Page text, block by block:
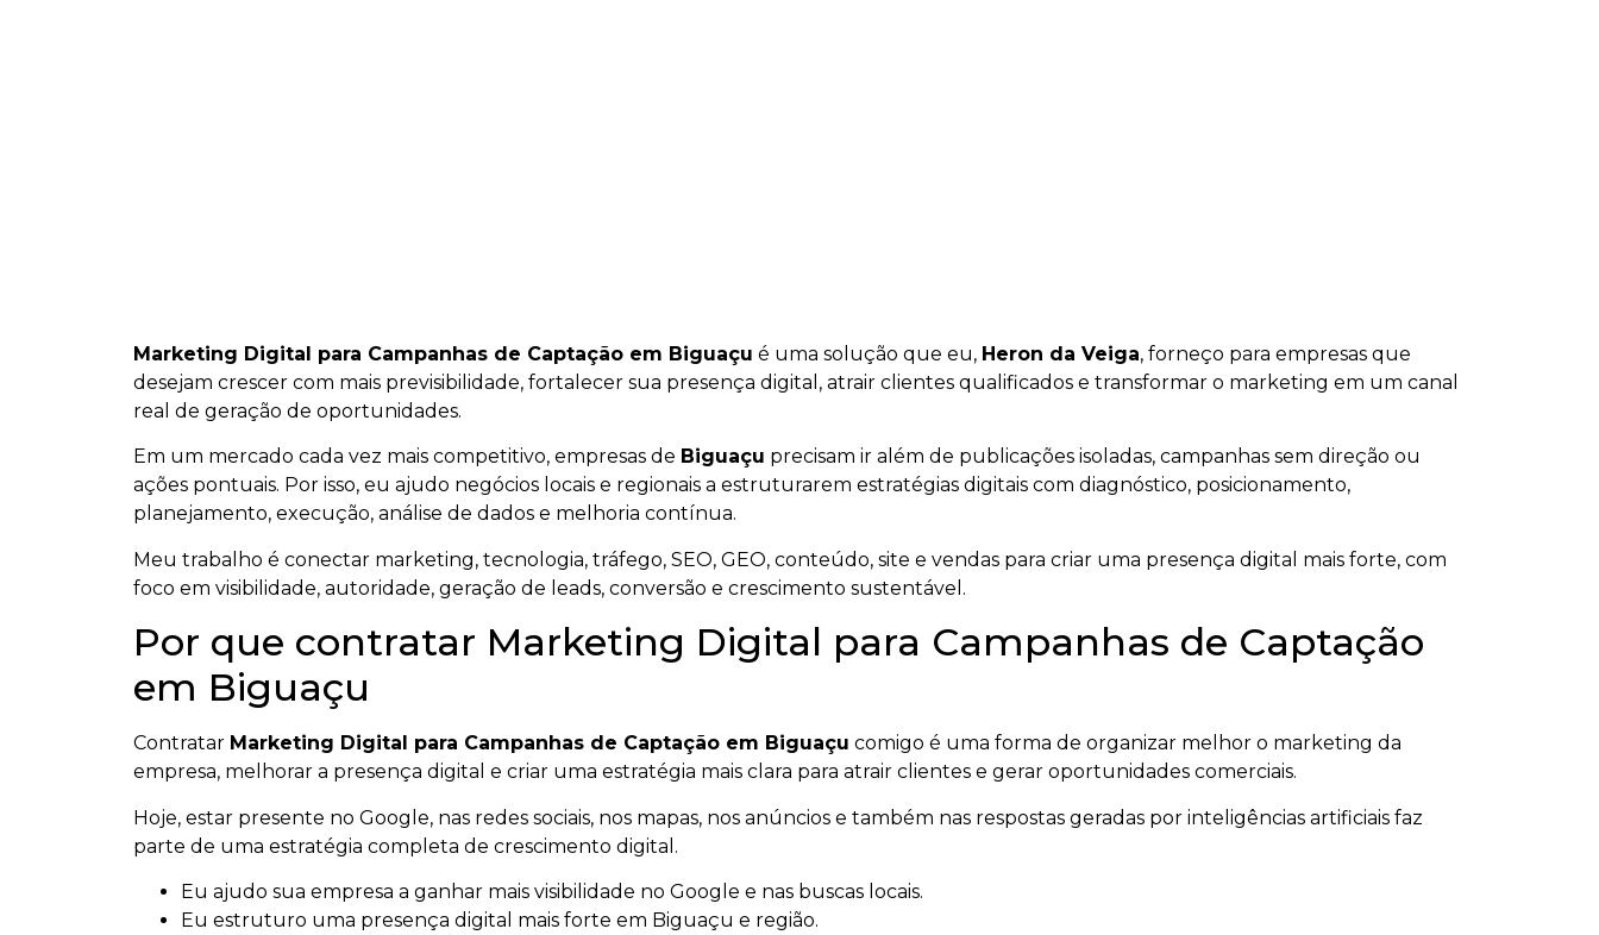
Marketing Digital para Campanhas de Captação em Biguaçu é uma solução que eu, Heron da Veiga, forneço para empresas que
desejam crescer com mais previsibilidade, fortalecer sua presença digital, atrair clientes qualificados e transformar o marketing em um canal
real de geração de oportunidades.
Em um mercado cada vez mais competitivo, empresas de Biguaçu precisam ir além de publicações isoladas, campanhas sem direção ou
ações pontuais. Por isso, eu ajudo negócios locais e regionais a estruturarem estratégias digitais com diagnóstico, posicionamento,
planejamento, execução, análise de dados e melhoria contínua.
Meu trabalho é conectar marketing, tecnologia, tráfego, SEO, GEO, conteúdo, site e vendas para criar uma presença digital mais forte, com
foco em visibilidade, autoridade, geração de leads, conversão e crescimento sustentável.
Por que contratar Marketing Digital para Campanhas de Captação
em Biguaçu
Contratar Marketing Digital para Campanhas de Captação em Biguaçu comigo é uma forma de organizar melhor o marketing da
empresa, melhorar a presença digital e criar uma estratégia mais clara para atrair clientes e gerar oportunidades comerciais.
Hoje, estar presente no Google, nas redes sociais, nos mapas, nos anúncios e também nas respostas geradas por inteligências artificiais faz
parte de uma estratégia completa de crescimento digital.
Eu ajudo sua empresa a ganhar mais visibilidade no Google e nas buscas locais.
Eu estruturo uma presença digital mais forte em Biguaçu e região.